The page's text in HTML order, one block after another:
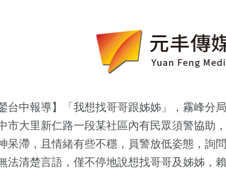
台中報導】「我想找哥哥跟姊姊」，霧峰分
市大里新仁路一段某社區內有民眾須警協助
呆滯，且情緒有些不穩，員警放低姿態，詢
法清楚言語，僅不停地說想找哥哥及姊姊，